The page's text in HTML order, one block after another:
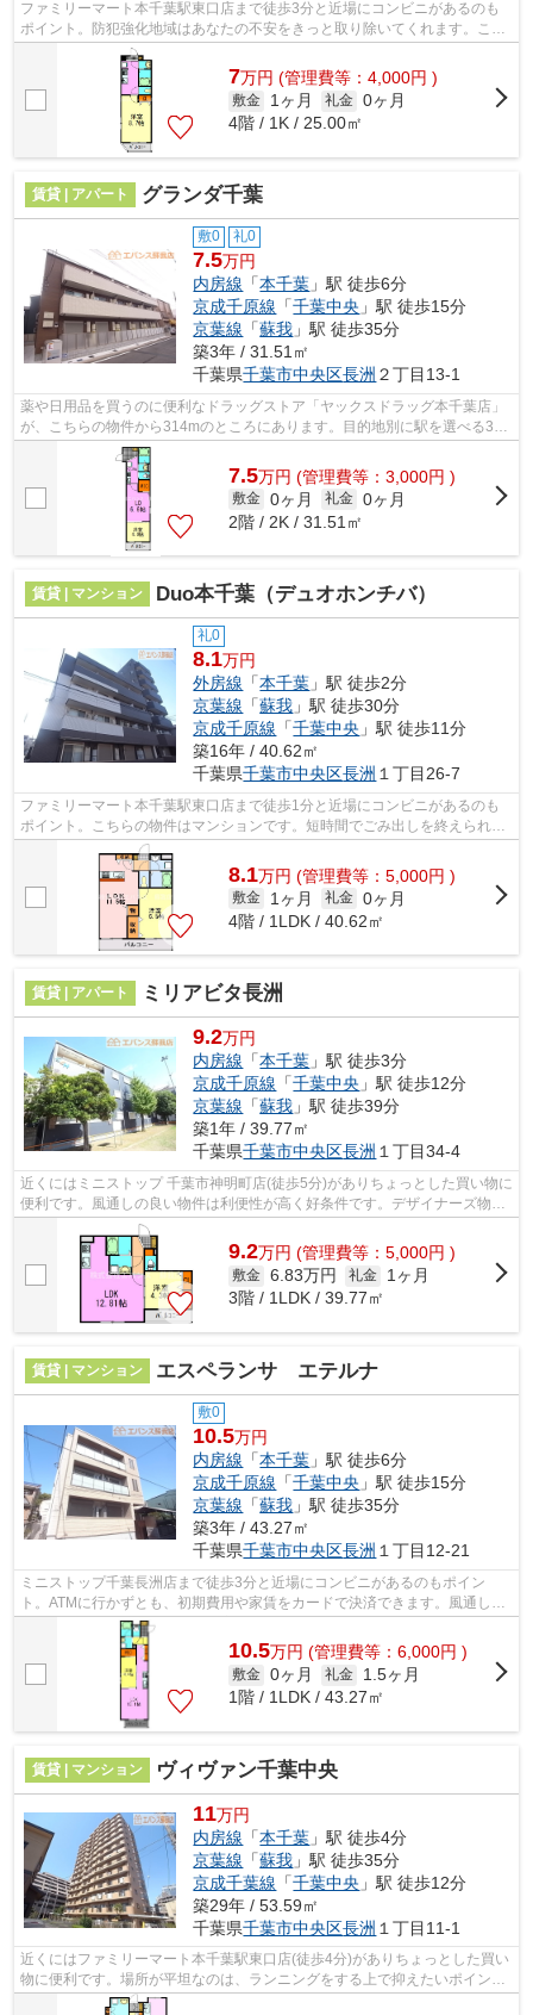
ファミリーマート本千葉駅東口店まで徒歩3分と近場にコンビニがあるのも
ポイント。防犯強化地域はあなたの不安をきっと取り除いてくれます。こち
らは初期費用をカードでお支払いいただ...
7万円 (管理費等：4,000円 )
敷金 1ヶ月 礼金 0ヶ月
4階 / 1K / 25.00㎡
賃貸 | アパート グランダ千葉
敷0 礼0
7.5万円
内房線 「本千葉 」駅 徒歩6分
京成千原線 「千葉中央 」駅 徒歩15分
京葉線 「蘇我 」駅 徒歩35分
築3年 / 31.51㎡
千葉県千葉市中央区長洲 ２丁目13-1
薬や日用品を買うのに便利なドラッグストア「ヤックスドラッグ本千葉店」
が、こちらの物件から314mのところにあります。目的地別に駅を選べる3駅
以上利用可能なアパート。平坦な場所に...
7.5万円 (管理費等：3,000円 )
敷金 0ヶ月 礼金 0ヶ月
2階 / 2K / 31.51㎡
賃貸 | マンション Duo本千葉（デュオホンチバ）
礼0
8.1万円
外房線 「本千葉 」駅 徒歩2分
京葉線 「蘇我 」駅 徒歩30分
京成千原線 「千葉中央 」駅 徒歩11分
築16年 / 40.62㎡
千葉県千葉市中央区長洲 １丁目26-7
ファミリーマート本千葉駅東口店まで徒歩1分と近場にコンビニがあるのも
ポイント。こちらの物件はマンションです。短時間でごみ出しを終えられる
ように、敷地内にゴミ置き場を設置して...
8.1万円 (管理費等：5,000円 )
敷金 1ヶ月 礼金 0ヶ月
4階 / 1LDK / 40.62㎡
賃貸 | アパート ミリアビタ長洲
9.2万円
内房線 「本千葉 」駅 徒歩3分
京成千原線 「千葉中央 」駅 徒歩12分
京葉線 「蘇我 」駅 徒歩39分
築1年 / 39.77㎡
千葉県千葉市中央区長洲 １丁目34-4
近くにはミニストップ 千葉市神明町店(徒歩5分)がありちょっとした買い物に
便利です。風通しの良い物件は利便性が高く好条件です。デザイナーズ物件
は独創的で、ご好評いただいていま...
9.2万円 (管理費等：5,000円 )
敷金 6.83万円 礼金
1ヶ月
3階 / 1LDK / 39.77㎡
賃貸 | マンション エスペランサ エテルナ
敷0
10.5万円
内房線 「本千葉 」駅 徒歩6分
京成千原線 「千葉中央 」駅 徒歩15分
京葉線 「蘇我 」駅 徒歩35分
築3年 / 43.27㎡
千葉県千葉市中央区長洲 １丁目12-21
ミニストップ千葉長洲店まで徒歩3分と近場にコンビニがあるのもポイン
ト。ATMに行かずとも、初期費用や家賃をカードで決済できます。風通しが
良く、熱がこもりにくいので、室内が暑く...
10.5万円 (管理費等：6,000円 )
敷金 0ヶ月 礼金
1.5ヶ月
1階 / 1LDK / 43.27㎡
賃貸 | マンション ヴィヴァン千葉中央
11万円
内房線 「本千葉 」駅 徒歩4分
京葉線 「蘇我 」駅 徒歩35分
京成千葉線 「千葉中央 」駅 徒歩12分
築29年 / 53.59㎡
千葉県千葉市中央区長洲 １丁目11-1
近くにはファミリーマート本千葉駅東口店(徒歩4分)がありちょっとした買い
物に便利です。場所が平坦なのは、ランニングをする上で抑えたいポイント
ですね。外壁はタイル張りとなってい...